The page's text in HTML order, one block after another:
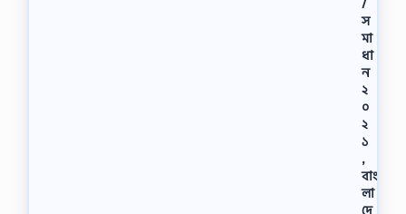
স
মা
ধা
ন
২
০
২
১
,
বাং
লা
দে